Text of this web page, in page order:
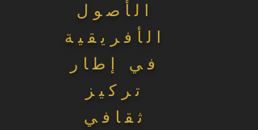
الأصول
الأفريقية
في إطار
تركيز
ثقافي